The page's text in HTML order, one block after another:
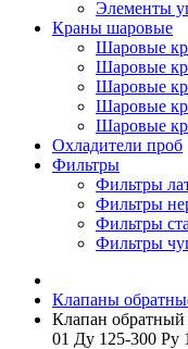
Элементы
Краны шаровые
Шаровые
Шаровые
Шаровые
Шаровые
Шаровые
Охладители проб
Фильтры
Фильтры
Фильтры
Фильтры
Фильтры
Клапаны
Клапан
01 Ду 125-300 Ру